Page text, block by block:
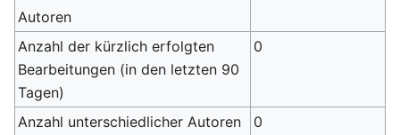
Autoren
Anzahl der kürzlich erfolgten
Bearbeitungen (in den letzten 90
Tagen)
0
Anzahl unterschiedlicher Autoren
0